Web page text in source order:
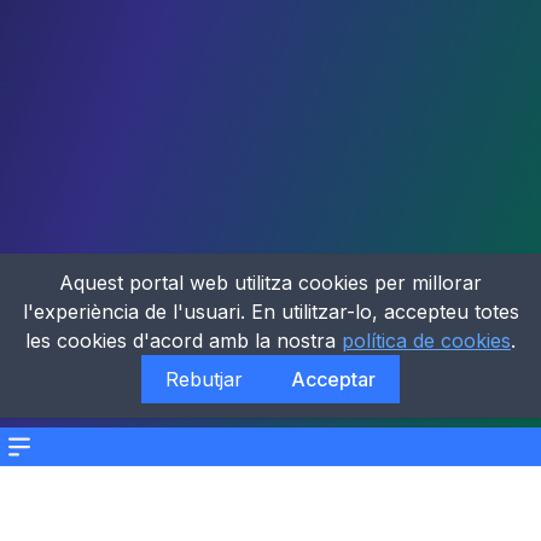
Menu
Aquest portal web utilitza cookies per millorar
l'experiència de l'usuari. En utilitzar-lo, accepteu totes
les cookies d'acord amb la nostra política de cookies.
Rebutjar
Acceptar